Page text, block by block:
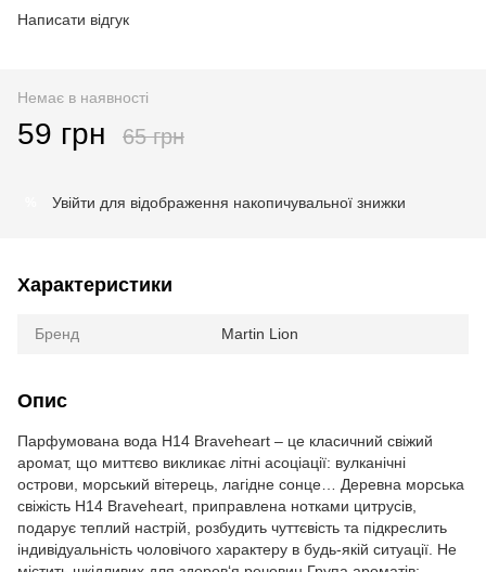
Написати відгук
Немає в наявності
59 грн 65 грн
Увійти для відображення накопичувальної знижки
Характеристики
Бренд Martin Lion
Опис
Парфумована вода H14 Braveheart – це класичний свіжий
аромат, що миттєво викликає літні асоціації: вулканічні
острови, морський вітерець, лагідне сонце… Деревна морська
свіжість H14 Braveheart, приправлена нотками цитрусів,
подарує теплий настрій, розбудить чуттєвість та підкреслить
індивідуальність чоловічого характеру в будь-якій ситуації. Не